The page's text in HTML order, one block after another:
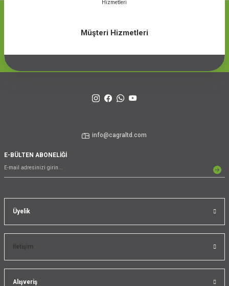
Müşteri Hizmetleri
Üyelik
İletişim
Alışveriş
info@cagraltd.com
E-BÜLTEN ABONELİĞİ